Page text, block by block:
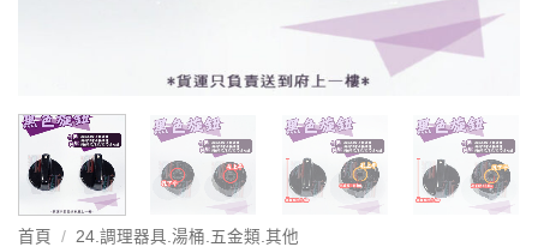
首頁 / 24.調理器具.湯桶.五金類.其他